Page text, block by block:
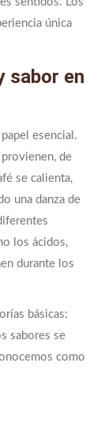
única
sabor en
esencial.
de
se calienta,
una danza de
los ácidos,
durante los
básicas:
sabores se
como